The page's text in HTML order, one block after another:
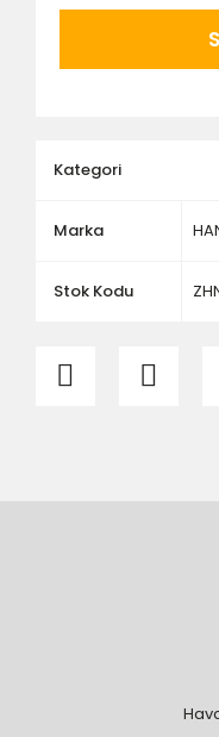
ölçü ve ebat
Kategori
Marka
Stok Kodu